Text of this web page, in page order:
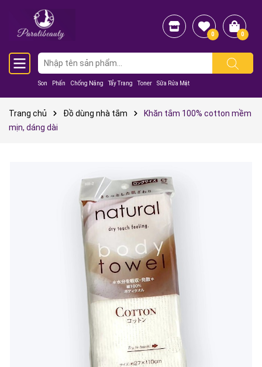
Son Phấn Chống Nắng Tẩy Trang Toner Sữa Rửa Mặt
0 0
Trang chủ Đồ dùng nhà tắm
Khăn tắm 100% cotton mềm
mịn, dáng dài
Mã giảm giá:
Ngày hết hạn: